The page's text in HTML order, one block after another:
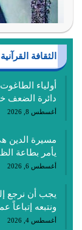
الثقافة القرآنية
أولياء
دائرة الضعف
أغسطس 8, 2026
مسيرة الدين
يأمر بطاعة
أغسطس 6, 2026
يجب أن نرجع
ونتبعه إتباعاً
أغسطس 4, 2026